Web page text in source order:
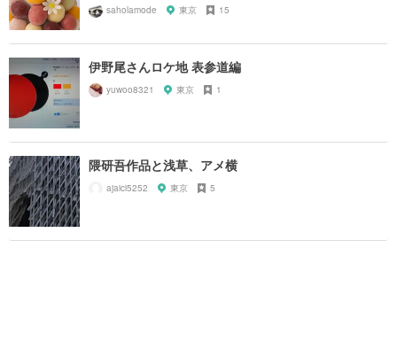
saholamode 東京 15
伊野尾さんロケ地 表参道編
yuwoo8321 東京 1
隈研吾作品と浅草、アメ横
ajaici5252 東京 5